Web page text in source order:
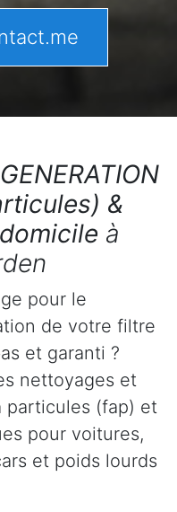
&
à
pour le
de votre filtre
et garanti ?
nettoyages et
particules (fap) et
pour voitures,
et poids lourds